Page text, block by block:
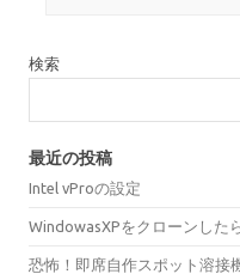
検索
最近の投稿
Intel vProの設定
WindowasXPをクローンした
恐怖！即席自作スポット溶接